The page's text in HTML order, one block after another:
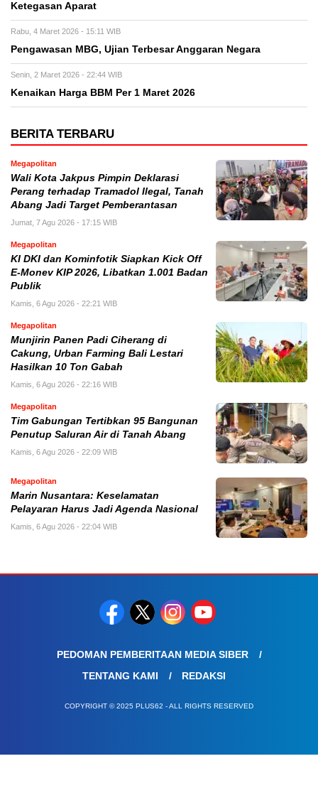
Ketegasan Aparat
Rabu, 4 Maret 2026 - 15:11 WIB
Pengawasan MBG, Ujian Terbesar Anggaran Negara
Senin, 2 Maret 2026 - 22:44 WIB
Kenaikan Harga BBM Per 1 Maret 2026
BERITA TERBARU
Megapolitan
Wali Kota Jakpus Pimpin Deklarasi
Perang terhadap Tramadol Ilegal, Tanah
Abang Jadi Target Pemberantasan
Jumat, 7 Agu 2026 - 17:15 WIB
Megapolitan
KI DKI dan Kominfotik Siapkan Kick Off
E-Monev KIP 2026, Libatkan 1.001 Badan
Publik
Kamis, 6 Agu 2026 - 22:21 WIB
Megapolitan
Munjirin Panen Padi Ciherang di
Cakung, Urban Farming Bali Lestari
Hasilkan 10 Ton Gabah
Kamis, 6 Agu 2026 - 22:16 WIB
Megapolitan
Tim Gabungan Tertibkan 95 Bangunan
Penutup Saluran Air di Tanah Abang
Kamis, 6 Agu 2026 - 22:09 WIB
Megapolitan
Marin Nusantara: Keselamatan
Pelayaran Harus Jadi Agenda Nasional
Kamis, 6 Agu 2026 - 22:04 WIB
PEDOMAN PEMBERITAAN MEDIA SIBER
TENTANG KAMI
REDAKSI
COPYRIGHT © 2025 PLUS62 - ALL RIGHTS RESERVED